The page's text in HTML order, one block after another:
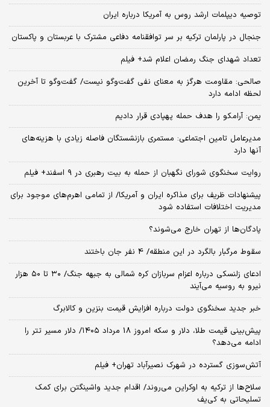
توصیه دیپلمات ارشد روس به آمریکا درباره ایران
جنجال در پارلمان ترکیه بر سر توافقنامه دفاعی مشترک با عربستان و پاکستان
تعداد شهدای جنگ رمضان اعلام شد+ فیلم
صالحی: مقاومت هرگز به معنای نفی گفت‌وگو نیست/ گفت‌وگو تا آخرین
لحظه ادامه دارد
یمن: آرامکو را هدف حمله پهپادی قرار دادیم
مدیرعامل تامین اجتماعی: مستمری بازنشستگان فاصله زیادی با هزینه‌های
آنها دارد
روایت سخنگوی شورای نگهبان از حمله به بیت رهبری در ۹ اسفند+ فیلم
پیشنهادات ظریف برای مذاکره ایران و آمریکا/ از تمامی اهرم‌های موجود برای
مدیریت اختلافات استفاده شود
پادگان‌ها از تهران خارج می‌شوند؟
سقوط مرگبار بالگرد در این منطقه/ 4 نفر جان باختند
ادعای زلنسکی درباره اعزام سربازان کره شمالی به جبهه جنگ/ ۳۰ تا ۵۰ هزار
نیرو به روسیه می‌آیند
خبر جدید سخنگوی دولت درباره افزایش قیمت بنزین و کالابرگ
پیش‌بینی قیمت طلا، دلار و سکه امروز 18 مرداد ۱۴۰۵/ دلار مسیر تتر را
ادامه می‌دهد؟
آتش‌سوزی گسترده در شهرک نصیرآباد تهران+ فیلم
سلاح‌ها از ترکیه به اوکراین می‌روند/ اقدام جدید واشینگتن برای کمک
تسلیحاتی به کی‌یف